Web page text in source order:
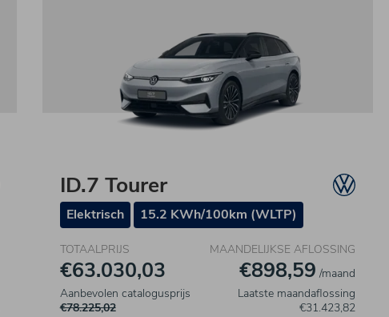
ID.7 Tourer
Elektrisch 15.2 KWh/100km (WLTP)
TOTAALPRIJS
€63.030,03
Aanbevolen catalogusprijs
€78.225,02
MAANDELIJKSE AFLOSSING
€898,59 /maand
Laatste maandaflossing
€31.423,82